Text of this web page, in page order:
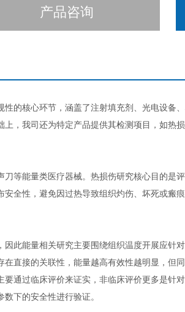
产品咨询
性的核心环节，涵盖了注射填充剂、光电设备
，我司还为特定产品提供其检测项目，如热
等能量类医疗器械。热损伤研究核心目的是
全性，避免因过热导致组织灼伤、坏死或瘢痕
此能量相关研究主要围绕组织温度开展应针
直接的关联性，能量越高有效性越明显，但
要通过临床评价来证实，非临床评价更多是针
下的安全性进行验证。